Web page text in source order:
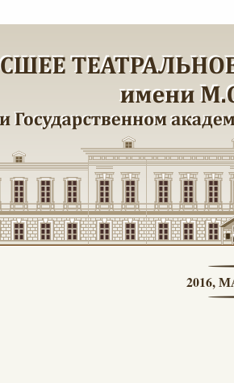
2016,